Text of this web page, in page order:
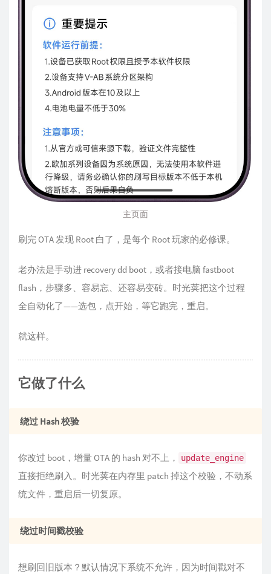
主页面
刷完 OTA 发现 Root 白了，是每个 Root 玩家的必修课。
老办法是手动进 recovery dd boot，或者接电脑 fastboot
flash，步骤多、容易忘、还容易变砖。时光荚把这个过程
全自动化了——选包，点开始，等它跑完，重启。
就这样。
它做了什么
绕过 Hash 校验
你改过 boot，增量 OTA 的 hash 对不上， update_engine
直接拒绝刷入。时光荚在内存里 patch 掉这个校验，不动系
统文件，重启后一切复原。
绕过时间戳校验
想刷回旧版本？默认情况下系统不允许，因为时间戳对不